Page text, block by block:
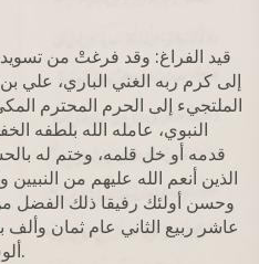
قيد الفراغ: وقد فرغتْ من تسويد
إلى كرم ربه الغني الباري، علي
الملتجيء إلى الحرم المحترم
النبوي، عامله الله بلطفه
قدمه أو خل قلمه، وختم له
الذين أنعم الله عليهم من
وحسن أولئك رفيقا ذلك الفضل
عاشر ربيع الثاني عام ثمان وألف
ألوف من الصلاة وآلاف من التحية.